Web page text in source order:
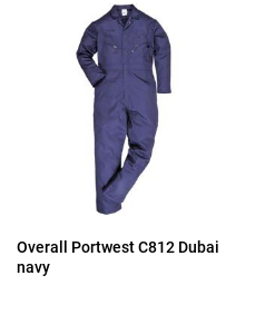
Overall Portwest C812 Dubai
navy